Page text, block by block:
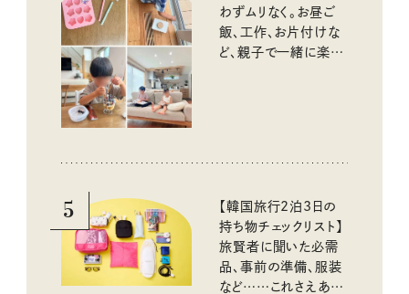
わずムリなく。お昼ご
飯、工作、お片付けな
ど、親子で一緒に楽し
5
【韓国旅行2泊3日の
持ち物チェックリスト】
旅賢者に聞いた必需
品、事前の準備、服装
など……これさえあれ